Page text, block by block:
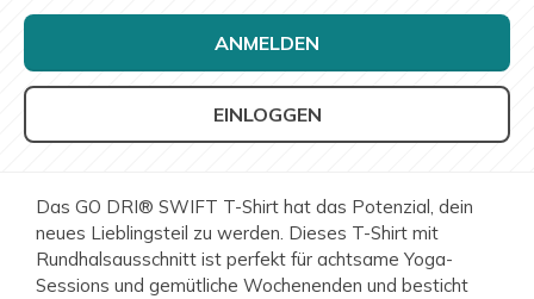
ANMELDEN
EINLOGGEN
Das GO DRI® SWIFT T-Shirt hat das Potenzial, dein
neues Lieblingsteil zu werden. Dieses T-Shirt mit
Rundhalsausschnitt ist perfekt für achtsame Yoga-
Sessions und gemütliche Wochenenden und besticht